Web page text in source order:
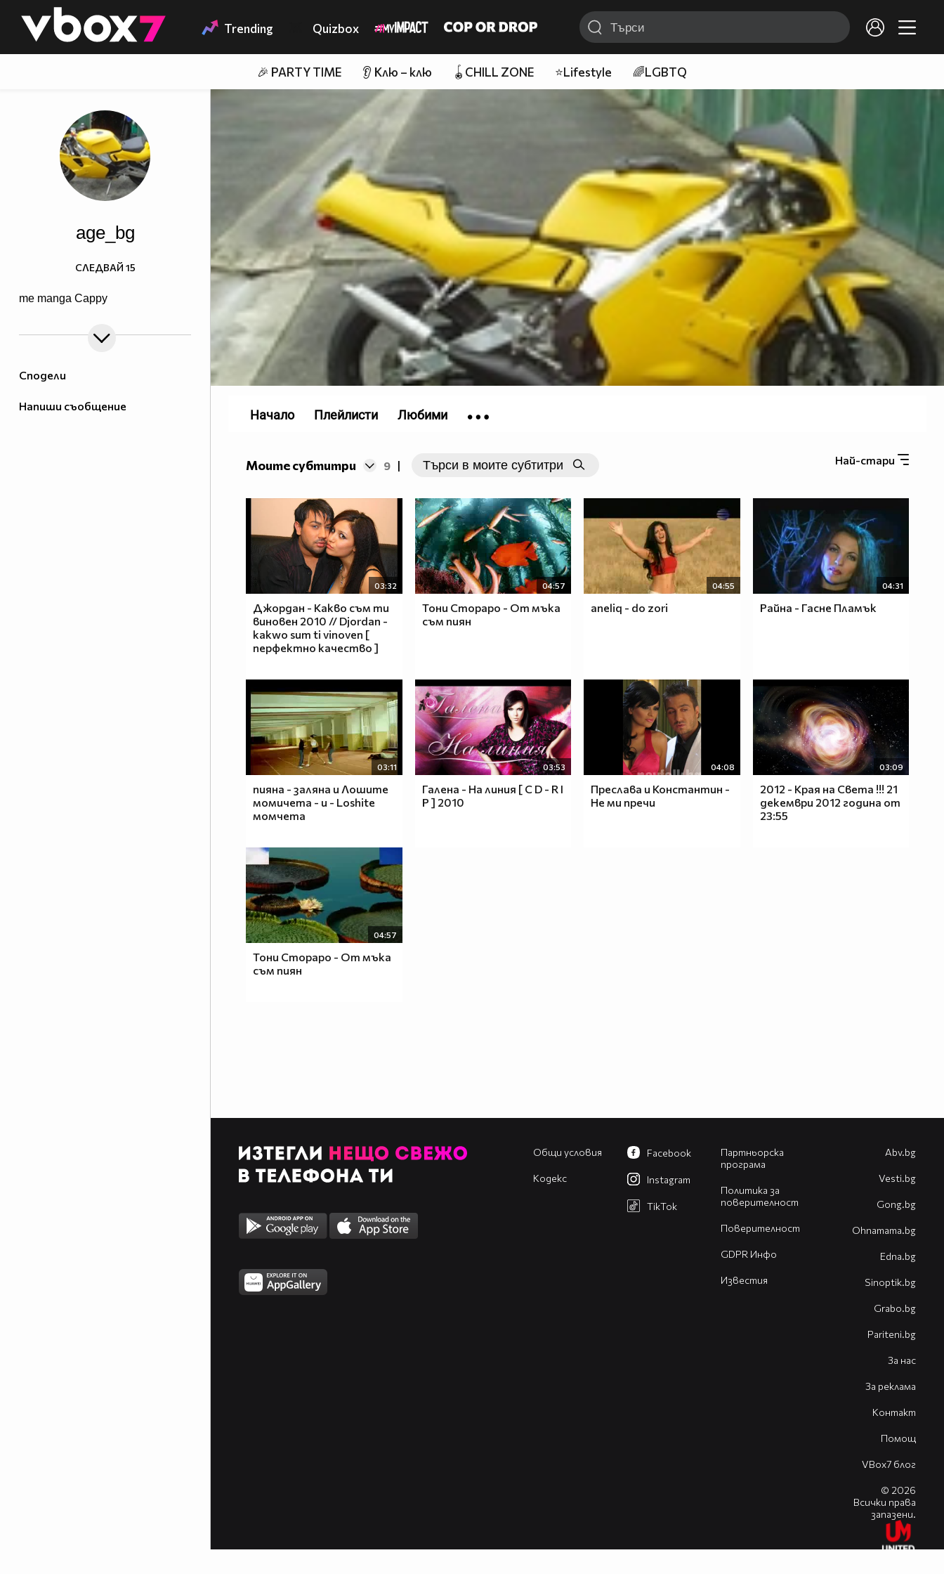
👾 Trending Quizbox
🎉 PARTY TIME 👂 Клю – клю 🪀CHILL ZONE ⭐Lifestyle 🌈LGBTQ
Сподели
Напиши съобщение
age_bg
me manga Cappy
СЛЕДВАЙ 15
Моите субтитри 9 | Най-стари
03:32
Джордан - Какво съм ти
виновен 2010 // Djordan -
kakwo sum ti vinoven [
перфектно качество ]
04:57
Тони Стораро - От мъка
съм пиян
04:55
aneliq - do zori
04:31
Райна - Гасне Пламък
03:11
пияна - заляна и Лошите
момичета - и - Loshite
момчета
03:53
Галена - На линия [ C D - R I
P ] 2010
04:08
Преслава и Константин -
Не ми пречи
03:09
2012 - Края на Света !!! 21
декември 2012 година от
23:55
04:57
Тони Стораро - От мъка
съм пиян
Начало Плейлисти Любими
Общи условия
Кодекс
Партньорска
програма
Политика за
поверителност
Поверителност
GDPR Инфо
Известия
Facebook
Instagram
TikTok
Abv.bg
Vesti.bg
Gong.bg
Оhnamama.bg
Edna.bg
Sinoptik.bg
Grabo.bg
Pariteni.bg
За нас
За реклама
Контакт
Помощ
VBox7 блог
© 2026
Всички права
запазени.